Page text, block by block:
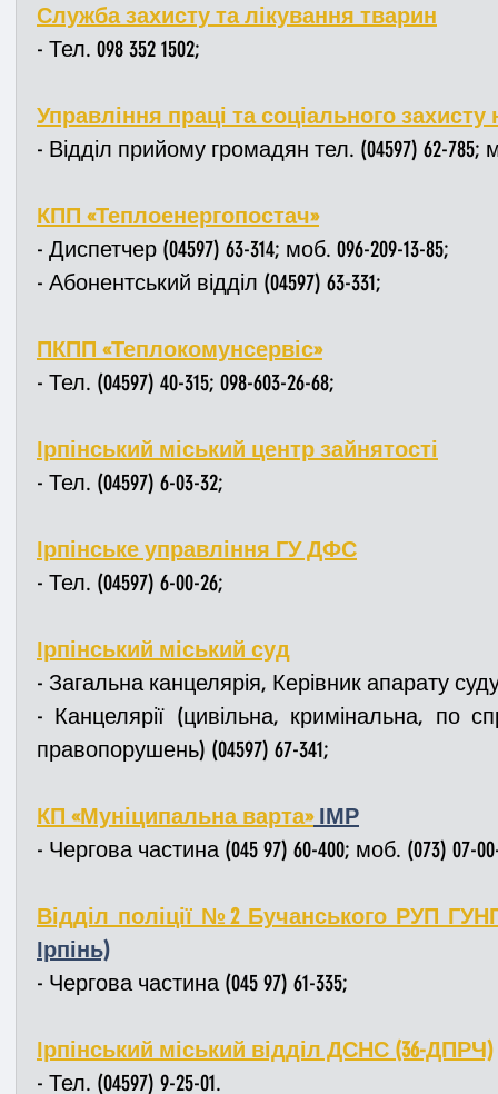
Служба захисту та лікування тварин
- Тел. 098 352 1502;
Управління праці та соціального
- Відділ прийому громадян тел. (04597) 62-785;
КПП «Теплоенергопостач»
- Диспетчер (04597) 63-314; моб. 096-209-13-85;
- Абонентський відділ (04597) 63-331;
ПКПП «Теплокомунсервіс»
- Тел. (04597) 40-315; 098-603-26-68;
Ірпінський міський центр зайнятості
- Тел. (04597) 6-03-32;
Ірпінське управління ГУ ДФС
- Тел. (04597) 6-00-26;
Ірпінський міський суд
- Загальна канцелярія, Керівник апарату суду
- Канцелярії (цивільна, кримінальна, по
правопорушень) (04597) 67-341;
КП «Муніципальна варта» ІМР
- Чергова частина (045 97) 60-400; моб. (073) 07-
Відділ поліції №2 Бучанського РУП
Ірпінь)
- Чергова частина (045 97) 61-335;
Ірпінський міський відділ ДСНС (36-ДПРЧ)
- Тел. (04597) 9-25-01.